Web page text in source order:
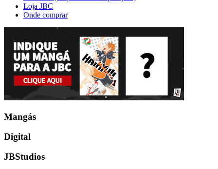
Loja JBC
Onde comprar
Mangás
Digital
JBStudios